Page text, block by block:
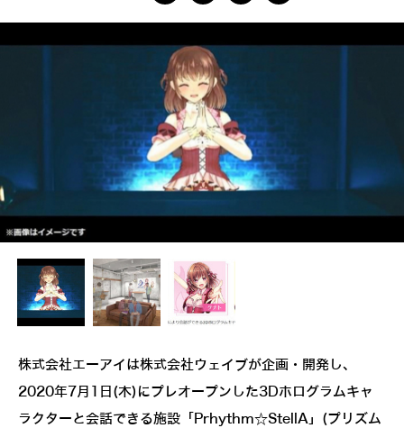
株式会社エーアイは株式会社ウェイブが企画・開発し、
2020年7月1日(木)にプレオープンした3Dホログラムキャ
ラクターと会話できる施設「Prhythm☆StellA」(プリズム